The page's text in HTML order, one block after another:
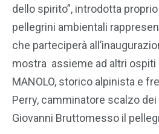
dello spirito”, introdotta
pellegrini ambientali
che parteciperà
mostra assieme ad altri ospiti
MANOLO, storico alpinista e
Perry, camminatore scalzo
Giovanni Bruttomesso il